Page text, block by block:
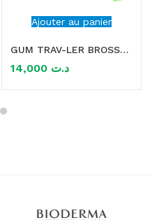
Ajouter au panier
GUM TRAV-LER BROSSETTES X4 1.6MM
د.ت